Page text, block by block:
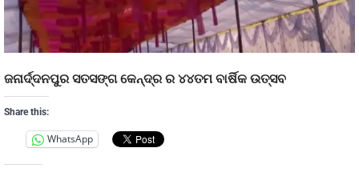
ଜନାର୍ଦ୍ଦନପୁର ସତସଙ୍ଗ କେନ୍ଦ୍ର ର ୪୪ତମ ବାର୍ଷିକ ଉତ୍ସବ
Share this:
WhatsApp